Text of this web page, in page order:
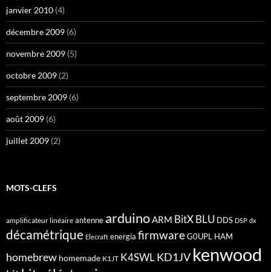
janvier 2010 (4)
décembre 2009 (6)
novembre 2009 (5)
octobre 2009 (2)
septembre 2009 (6)
août 2009 (6)
juillet 2009 (2)
MOTS-CLEFS
amplificateur linéaire antenne arduinoARM BitX BLU DDS DSP dx
décamétrique Elecraft energia firmwareG0UPL HAM
homebrew homemade K1JT K4SWL KD1JV kenwood